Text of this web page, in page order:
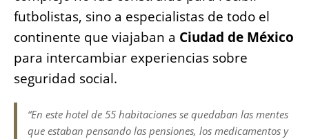
futbolistas, sino a especialistas de todo el
continente que viajaban a Ciudad de México
para intercambiar experiencias sobre
seguridad social.
“En este hotel de 55 habitaciones se quedaban las mentes
que estaban pensando las pensiones, los medicamentos y